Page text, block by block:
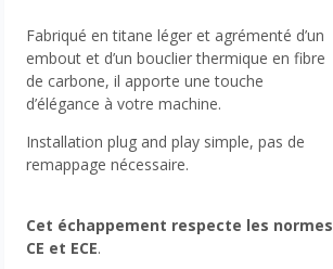
Fabriqué en titane léger et agrémenté d’un
embout et d’un bouclier thermique en fibre
de carbone, il apporte une touche
d’élégance à votre machine.
Installation plug and play simple, pas de
remappage nécessaire.
Cet échappement respecte les normes
CE et ECE.